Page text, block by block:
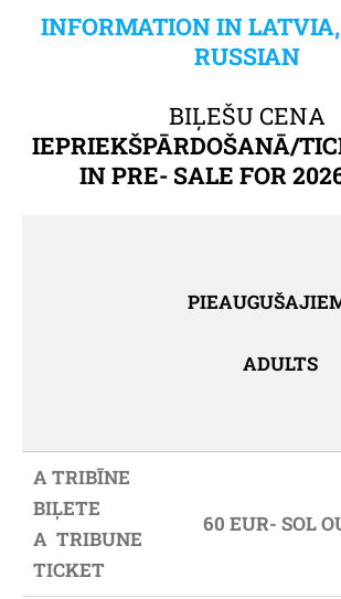
INFORMATION IN
RUSSIAN
BIĻEŠU CENA
IEPRIEKŠPĀRDOŠANĀ/
IN PRE- SALE FOR
ADULTS
A TRIBĪNE
BIĻETE
A TRIBUNE
TICKET
60 EUR- SOL